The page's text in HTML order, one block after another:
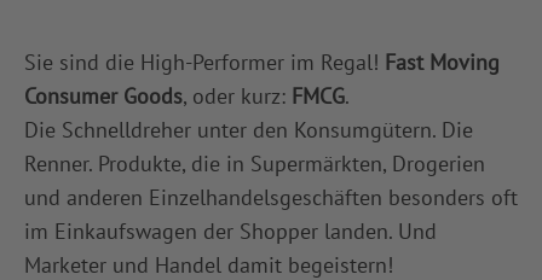
Sie sind die High-Performer im Regal! Fast Moving
Consumer Goods, oder kurz: FMCG.
Die Schnelldreher unter den Konsumgütern. Die
Renner. Produkte, die in Supermärkten, Drogerien
und anderen Einzelhandelsgeschäften besonders oft
im Einkaufswagen der Shopper landen. Und
Marketer und Handel damit begeistern!